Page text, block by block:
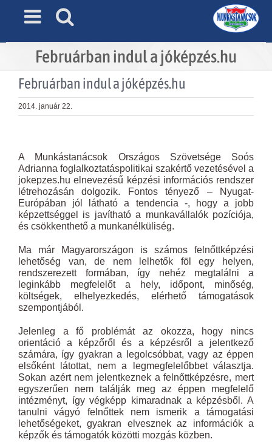
Februárban indul a jóképzés.hu
Februárban indul a jóképzés.hu
2014. január 22.
Image
A Munkástanácsok Országos Szövetsége Soós
Adrianna foglalkoztatáspolitikai szakértő vezetésével a
jokepzes.hu elnevezésű képzési információs rendszer
létrehozásán dolgozik. Fontos tényező – Nyugat-
Európában jól látható a tendencia -, hogy a jobb
képzettséggel is javítható a munkavállalók pozíciója,
és csökkenthető a munkanélküliség.
Ma már Magyarországon is számos felnőttképzési
lehetőség van, de nem lelhetők föl egy helyen,
rendszerezett formában, így nehéz megtalálni a
leginkább megfelelőt a hely, időpont, minőség,
költségek, elhelyezkedés, elérhető támogatások
szempontjából.
Jelenleg a fő problémát az okozza, hogy nincs
orientáció a képzőről és a képzésről a jelentkező
számára, így gyakran a legolcsóbbat, vagy az éppen
elsőként látottat, nem a legmegfelelőbbet választja.
Sokan azért nem jelentkeznek a felnőttképzésre, mert
egyszerűen nem találják meg az éppen megfelelő
intézményt, így végképp kimaradnak a képzésből. A
tanulni vágyó felnőttek nem ismerik a támogatási
lehetőségeket, gyakran elvesznek az információk a
képzők és támogatók közötti mozgás közben.